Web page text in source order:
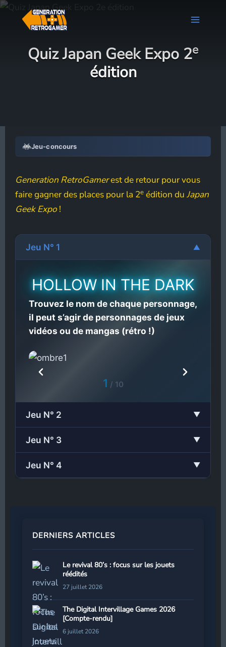
Aller
Quiz Japan Geek Expo 2e
édition
Jeu-concours
Generation RetroGamerest de retour pour vous
faire gagner des places pour la 2e édition du Japan
Geek Expo !
Jeu N° 1 ▼
HOLLOW IN THE DARK
Trouvez le nom de chaque personnage,
il peut s’agir de personnages de jeux
vidéos ou de mangas (rétro !)
1 / 10
Jeu N° 2 ▼
Jeu N° 3 ▼
Jeu N° 4 ▼
DERNIERS ARTICLES
Le revival 80’s : focus sur les jouets
réédités
27 juillet 2026
The Digital Intervillage Games 2026
[Compte-rendu]
6 juillet 2026